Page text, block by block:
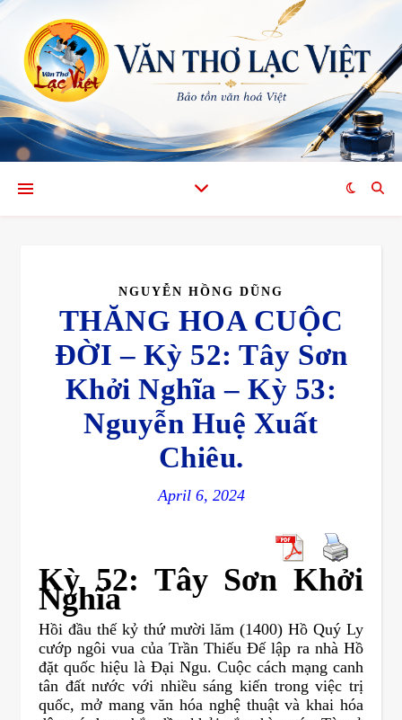
NGUYỄN HỒNG DŨNG
THĂNG HOA CUỘC
ĐỜI – Kỳ 52: Tây Sơn
Khởi Nghĩa – Kỳ 53:
Nguyễn Huệ Xuất
Chiêu.
April 6, 2024
Kỳ 52: Tây Sơn Khởi
Nghĩa
Hồi đầu thế kỷ thứ mười lăm (1400) Hồ Quý Ly
cướp ngôi vua của Trần Thiếu Đế lập ra nhà Hồ
đặt quốc hiệu là Đại Ngu. Cuộc cách mạng canh
tân đất nước với nhiều sáng kiến trong việc trị
quốc, mở mang văn hóa nghệ thuật và khai hóa